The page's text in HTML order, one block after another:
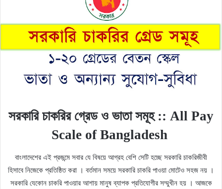
সরকারি চাকরির গ্রেড ও ভাতা সমূহ :: All Pay
Scale of Bangladesh
বাংলাদেশের এই প্রজন্মে সবার যে বিষয়ে আগ্রহ বেশি সেটি হচ্ছে সরকারি চাকরিজীবী
হিসাবে নিজেকে প্রতিষ্ঠিত করা । বর্তমান সময়ে সরকারি চাকরি পাওয়া মোটেও সহজ নয় ।
সরকারি যেকোন চাকরি পাওয়ার আশায় মানুষ ব্যাপক প্রতিযোগীর সম্মুখীন হয় । আজকে